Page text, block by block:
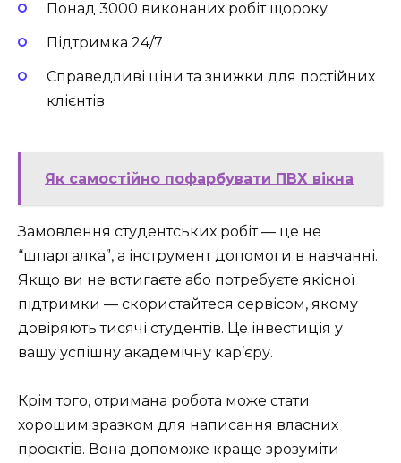
Понад 3000 виконаних робіт щороку
Підтримка 24/7
Справедливі ціни та знижки для постійних
клієнтів
Як самостійно пофарбувати ПВХ вікна
Замовлення студентських робіт — це не
“шпаргалка”, а інструмент допомоги в навчанні.
Якщо ви не встигаєте або потребуєте якісної
підтримки — скористайтеся сервісом, якому
довіряють тисячі студентів. Це інвестиція у
вашу успішну академічну кар’єру.
Крім того, отримана робота може стати
хорошим зразком для написання власних
проєктів. Вона допоможе краще зрозуміти